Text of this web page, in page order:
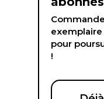
pour
!